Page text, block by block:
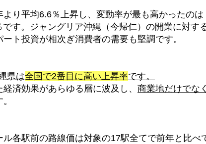
より平均6.6％上昇し、変動率が最も高かったのは
です。ジャングリア沖縄（今帰仁）の開業に対す
ト投資が相次ぎ消費者の需要も堅調です。
県は全国で2番目に高い上昇率です。
済効果があらゆる層に波及し、 商業地だけでな
ル各駅前の路線価は対象の17駅全てで前年と比べ